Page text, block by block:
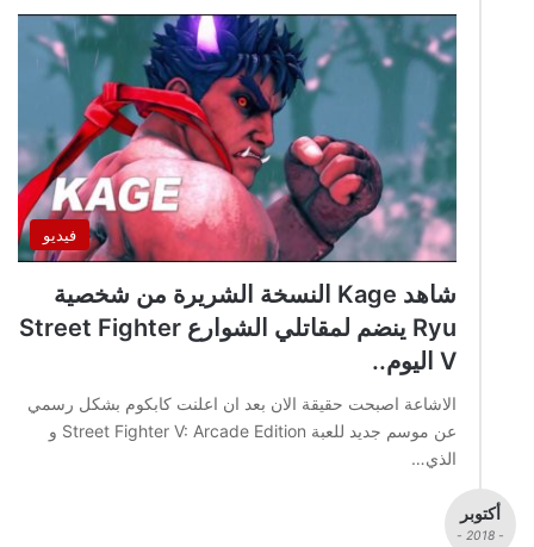
فيديو
شاهد Kage النسخة الشريرة من شخصية
Ryu ينضم لمقاتلي الشوارع Street Fighter
V اليوم..
الاشاعة اصبحت حقيقة الان بعد ان اعلنت كابكوم بشكل رسمي
عن موسم جديد للعبة Street Fighter V: Arcade Edition و
الذي…
أكتوبر
- 2018 -